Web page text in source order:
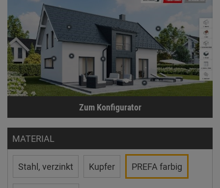
Zum Konfigurator
MATERIAL
Stahl, verzinkt Kupfer PREFA farbig